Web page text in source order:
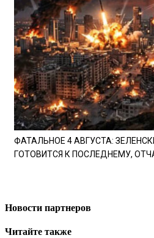
ФАТАЛЬНОЕ 4 АВГУСТА:
ГОТОВИТСЯ К ПОСЛЕДНЕМУ,
Новости партнеров
Читайте также